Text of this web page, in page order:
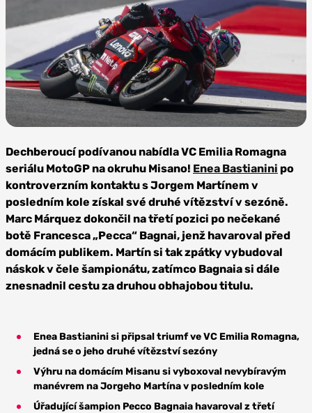
Bull Content Pool
Dechberoucí podívanou nabídla VC Emilia Romagna
seriálu MotoGP na okruhu Misano! Enea Bastianini po
kontroverzním kontaktu s Jorgem Martínem v
posledním kole získal své druhé vítězství v sezóně.
Marc Márquez dokončil na třetí pozici po nečekané
botě Francesca „Pecca“ Bagnai, jenž havaroval před
domácím publikem. Martín si tak zpátky vybudoval
náskok v čele šampionátu, zatímco Bagnaia si dále
znesnadnil cestu za druhou obhajobou titulu.
Enea Bastianini si připsal triumf ve VC Emilia Romagna,
jedná se o jeho druhé vítězství sezóny
Výhru na domácím Misanu si vyboxoval nevybíravým
manévrem na Jorgeho Martína v posledním kole
Úřadující šampion Pecco Bagnaia havaroval z třetí